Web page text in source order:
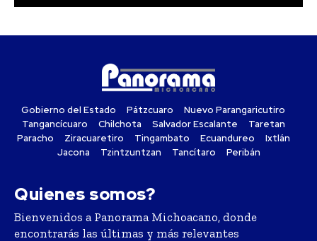
Gobierno del Estado Pátzcuaro
Nuevo Parangaricutiro
Tangancícuaro
Chilchota Salvador Escalante
Taretan
Paracho
Ziracuaretiro Tingambato Ecuandureo
Ixtlán
Jacona
Tzintzuntzan Tancítaro Peribán
Quienes somos?
Bienvenidos a Panorama Michoacano, donde
encontrarás las últimas y más relevantes